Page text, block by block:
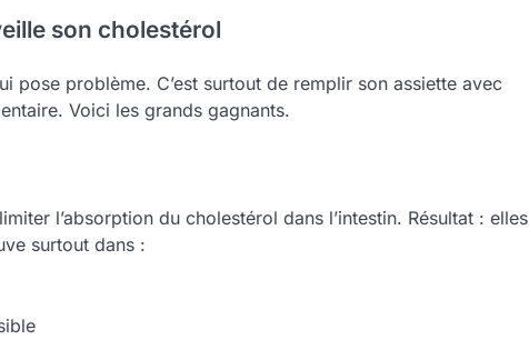
son cholestérol
pose problème. C’est surtout de remplir son assiette avec
Voici les grands gagnants.
l’absorption du cholestérol dans l’intestin. Résultat : elles
surtout dans :